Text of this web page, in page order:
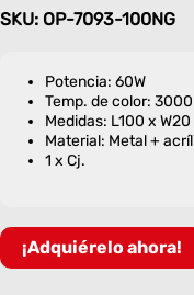
SKU: OP-7093-100NG
Potencia: 60W
Temp. de color:
Medidas: L100 x
Material: Metal +
1 x Cj.
¡Adquiérelo ahora!